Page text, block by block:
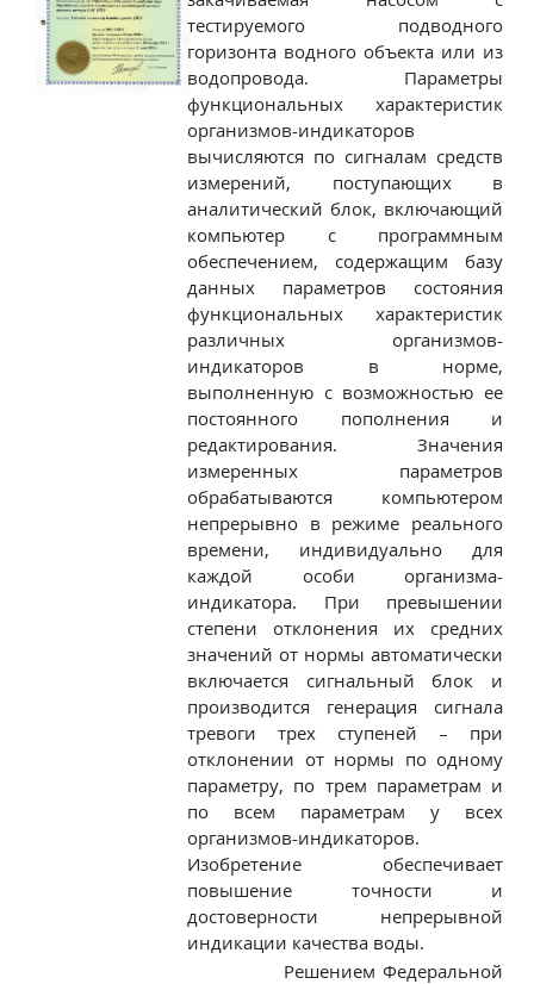
тестируемого подводного
горизонта водного объекта или из
водопровода. Параметры
функциональных характеристик
организмов-индикаторов
вычисляются по сигналам средств
измерений, поступающих в
аналитический блок, включающий
компьютер с программным
обеспечением, содержащим базу
данных параметров состояния
функциональных характеристик
различных организмов-
индикаторов в норме,
выполненную с возможностью ее
постоянного пополнения и
редактирования. Значения
измеренных параметров
обрабатываются компьютером
непрерывно в режиме реального
времени, индивидуально для
каждой особи организма-
индикатора. При превышении
степени отклонения их средних
значений от нормы автоматически
включается сигнальный блок и
производится генерация сигнала
тревоги трех ступеней – при
отклонении от нормы по одному
параметру, по трем параметрам и
по всем параметрам у всех
организмов-индикаторов.
Изобретение обеспечивает
повышение точности и
достоверности непрерывной
индикации качества воды.
Решением Федеральной